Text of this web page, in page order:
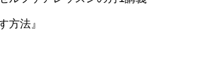
方法』